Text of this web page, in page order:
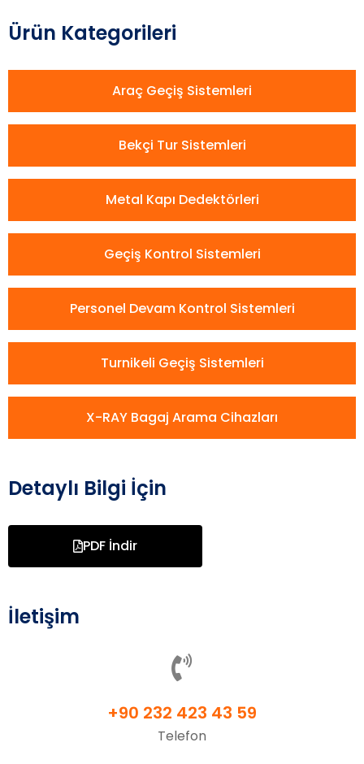
Ürün Kategorileri
Araç Geçiş Sistemleri
Bekçi Tur Sistemleri
Metal Kapı Dedektörleri
Geçiş Kontrol Sistemleri
Personel Devam Kontrol Sistemleri
Turnikeli Geçiş Sistemleri
X-RAY Bagaj Arama Cihazları
Detaylı Bilgi İçin
PDF İndir
İletişim
+90 232 423 43 59
Telefon